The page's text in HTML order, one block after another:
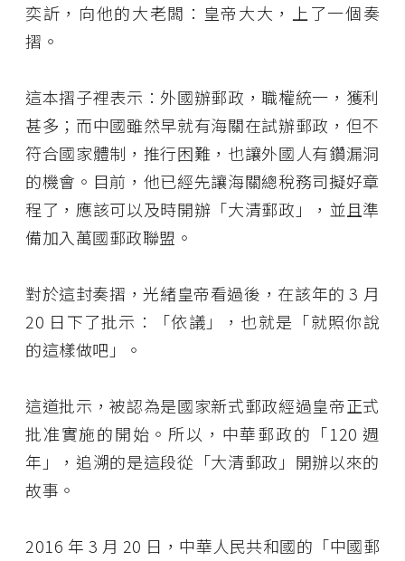
奕訢，向他的大老闆：皇帝大大，上了一個奏
摺。
這本摺子裡表示：外國辦郵政，職權統一，獲利
甚多；而中國雖然早就有海關在試辦郵政，但不
符合國家體制，推行困難，也讓外國人有鑽漏洞
的機會。目前，他已經先讓海關總稅務司擬好章
程了，應該可以及時開辦「大清郵政」，並且準
備加入萬國郵政聯盟。
對於這封奏摺，光緒皇帝看過後，在該年的 3 月
20 日下了批示：「依議」，也就是「就照你說
的這樣做吧」。
這道批示，被認為是國家新式郵政經過皇帝正式
批准實施的開始。所以，中華郵政的「120 週
年」，追溯的是這段從「大清郵政」開辦以來的
故事。
2016 年 3 月 20 日，中華人民共和國的「中國郵